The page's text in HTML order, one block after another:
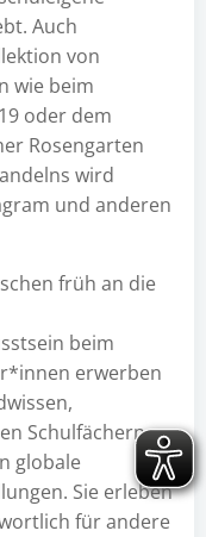
Auch
von
wie beim
oder dem
Rosengarten
wird
und anderen
früh an die
beim
erwerben
Schulfächern
globale
Sie erleben
für andere